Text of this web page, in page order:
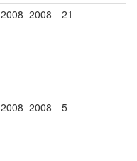
2008–2008 21
2008–2008 5